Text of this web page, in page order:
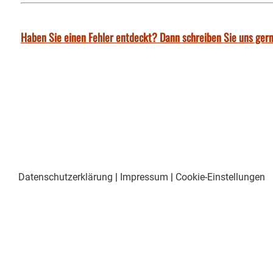
Haben Sie einen Fehler entdeckt? Dann schreiben Sie uns
Datenschutzerklärung | Impressum | Cookie-Einstellungen